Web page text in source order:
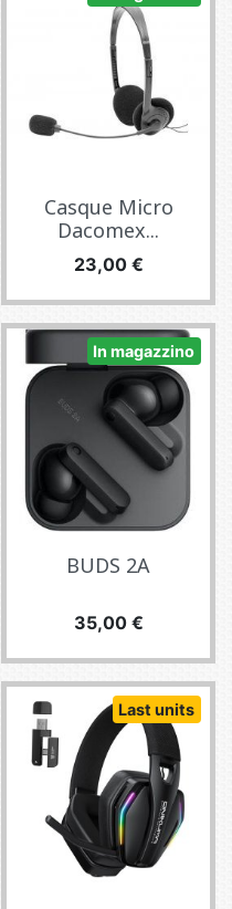
Casque Micro
Dacomex...
Prezzo
23,00 €
In magazzino
BUDS 2A
Prezzo
35,00 €
Last units